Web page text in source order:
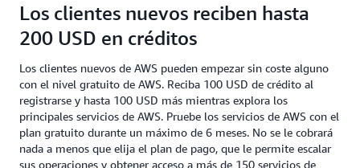
Los clientes nuevos reciben hasta
200 USD en créditos
Los clientes nuevos de AWS pueden empezar sin coste alguno
con el nivel gratuito de AWS. Reciba 100 USD de crédito al
registrarse y hasta 100 USD más mientras explora los
principales servicios de AWS. Pruebe los servicios de AWS con el
plan gratuito durante un máximo de 6 meses. No se le cobrará
nada a menos que elija el plan de pago, que le permite escalar
sus operaciones y obtener acceso a más de 150 servicios de